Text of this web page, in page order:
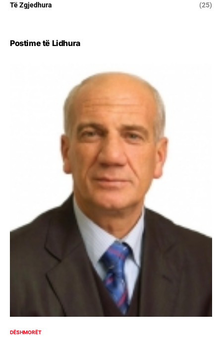
Të Zgjedhura (25)
Postime të Lidhura
DËSHMORËT